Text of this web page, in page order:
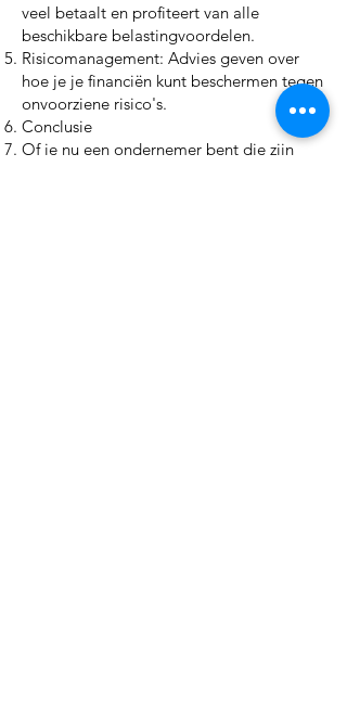
veel betaalt en profiteert van alle
beschikbare belastingvoordelen.
Risicomanagement: Advies geven over
hoe je je financiën kunt beschermen tegen
onvoorziene risico's.
Conclusie
Of je nu een ondernemer bent die zijn